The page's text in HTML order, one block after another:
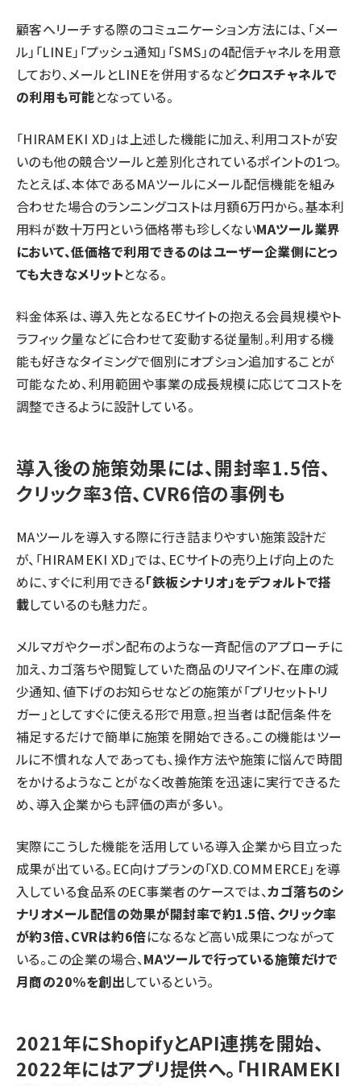
顧客へリーチする際のコミュニケーション方法には、「メー
ル」「LINE」「プッシュ通知」「SMS」の4配信チャネルを用意
しており、メールとLINEを併用するなどクロスチャネルで
の利用も可能となっている。
「HIRAMEKI XD」は上述した機能に加え、利用コストが安
いのも他の競合ツールと差別化されているポイントの1つ。
たとえば、本体であるMAツールにメール配信機能を組み
合わせた場合のランニングコストは月額6万円から。基本利
用料が数十万円という価格帯も珍しくないMAツール業界
において、低価格で利用できるのはユーザー企業側にとっ
ても大きなメリットとなる。
料金体系は、導入先となるECサイトの抱える会員規模やト
ラフィック量などに合わせて変動する従量制。利用する機
能も好きなタイミングで個別にオプション追加することが
可能なため、利用範囲や事業の成長規模に応じてコストを
調整できるように設計している。
導入後の施策効果には、開封率1.5倍、
クリック率3倍、CVR6倍の事例も
MAツールを導入する際に行き詰まりやすい施策設計だ
が、「HIRAMEKI XD」では、ECサイトの売り上げ向上のた
めに、すぐに利用できる「鉄板シナリオ」をデフォルトで搭
載しているのも魅力だ。
メルマガやクーポン配布のような一斉配信のアプローチに
加え、カゴ落ちや閲覧していた商品のリマインド、在庫の減
少通知、値下げのお知らせなどの施策が「プリセットトリ
ガー」としてすぐに使える形で用意。担当者は配信条件を
補足するだけで簡単に施策を開始できる。この機能はツー
ルに不慣れな人であっても、操作方法や施策に悩んで時間
をかけるようなことがなく改善施策を迅速に実行できるた
め、導入企業からも評価の声が多い。
実際にこうした機能を活用している導入企業から目立った
成果が出ている。EC向けプランの「XD.COMMERCE」を導
入している食品系のEC事業者のケースでは、カゴ落ちのシ
ナリオメール配信の効果が開封率で約1.5倍、クリック率
が約3倍、CVRは約6倍になるなど高い成果につながって
いる。この企業の場合、MAツールで行っている施策だけで
月商の20%を創出しているという。
2021年にShopifyとAPI連携を開始、
2022年にはアプリ提供へ。「HIRAMEKI